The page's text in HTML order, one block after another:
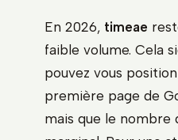
En 2026, timeae
faible volume. Cela
pouvez vous
première page de
mais que le nombre